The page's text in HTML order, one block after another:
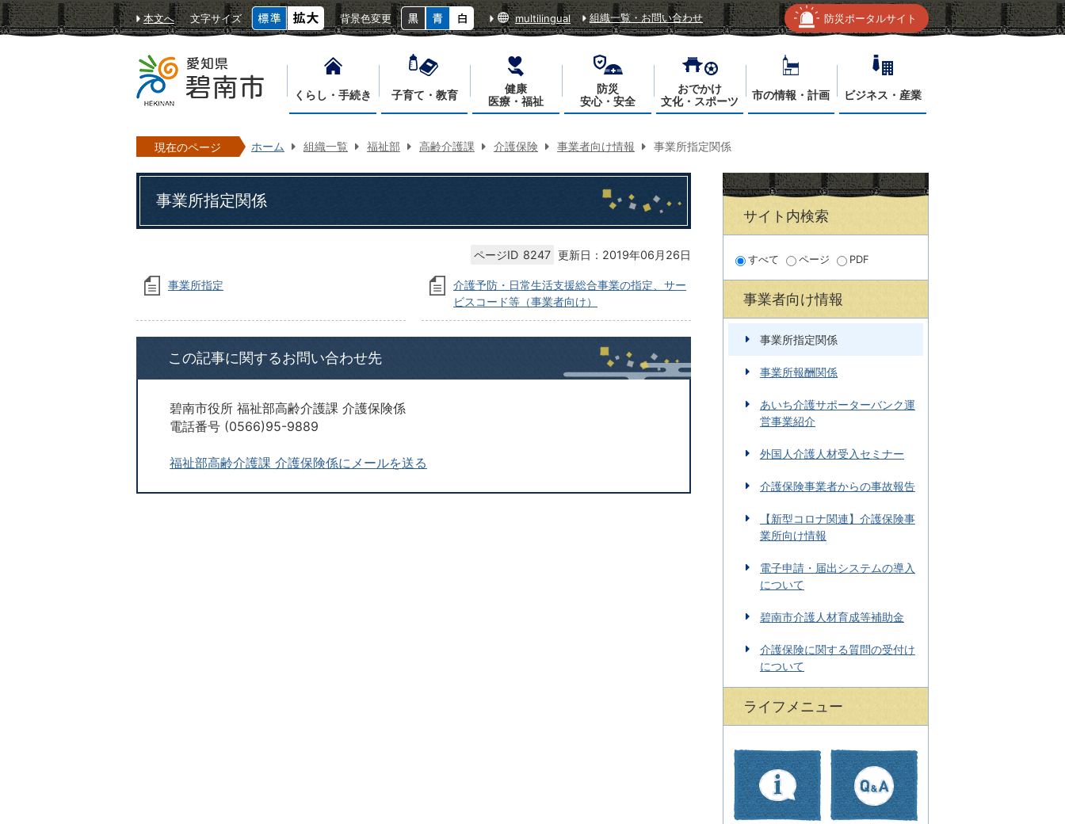
本文へ 文字サイズ 背景色変更 multilingual 組織一覧・お問い合わせ 防災ポータルサイト
くらし・手続き 子育て・教育
健康
医療・福祉
防災
安心・安全
おでかけ
文化・スポーツ
市の情報・計画 ビジネス・産業
現在のページ ホーム 組織一覧 福祉部 高齢介護課 介護保険 事業者向け情報 事業所指定関係
事業所指定関係
ページID 8247 更新日：2019年06月26日
事業所指定
介護予防・日常生活支援総合事業の指定、サー
ビスコード等（事業者向け）
この記事に関するお問い合わせ先
碧南市役所 福祉部高齢介護課 介護保険係
電話番号 (0566)95-9889
福祉部高齢介護課 介護保険係にメールを送る
サイト内検索
すべて ページ PDF
事業者向け情報
事業所指定関係
事業所報酬関係
あいち介護サポーターバンク運
営事業紹介
外国人介護人材受入セミナー
介護保険事業者からの事故報告
【新型コロナ関連】介護保険事
業所向け情報
電子申請・届出システムの導入
について
碧南市介護人材育成等補助金
介護保険に関する質問の受付け
について
ライフメニュー